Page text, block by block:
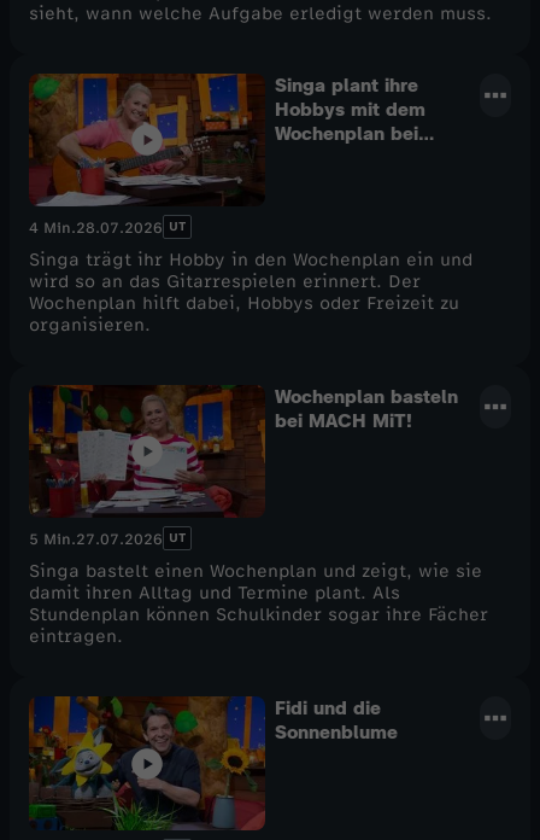
sieht, wann welche Aufgabe erledigt werden muss.
Singa plant ihre
Hobbys mit dem
Wochenplan bei
4 Min.28.07.2026 UT
Singa trägt ihr Hobby in den Wochenplan ein und
wird so an das Gitarrespielen erinnert. Der
Wochenplan hilft dabei, Hobbys oder Freizeit zu
organisieren.
Wochenplan basteln
bei MACH MiT!
5 Min.27.07.2026 UT
Singa bastelt einen Wochenplan und zeigt, wie sie
damit ihren Alltag und Termine plant. Als
Stundenplan können Schulkinder sogar ihre Fächer
eintragen.
Fidi und die
Sonnenblume